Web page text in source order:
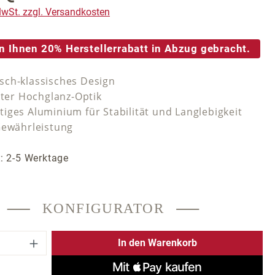
zzgl. Versandkosten
Ihnen 20% Herstellerrabatt in Abzug gebracht.
klassisches Design
Hochglanz-Optik
Aluminium für Stabilität und Langlebigkeit
2-5 Werktage
KONFIGURATOR
Anzahl: Gib den gewünschten Wert
In den Warenkorb